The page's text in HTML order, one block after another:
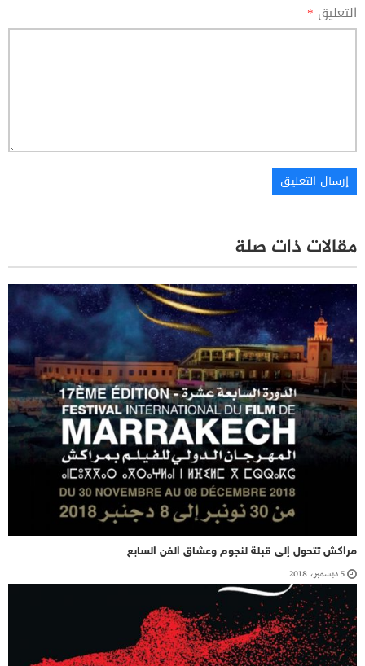
التعليق *
مقالات ذات صلة
مراكش تتحول إلى قبلة لنجوم وعشاق الفن السابع
5 ديسمبر، 2018